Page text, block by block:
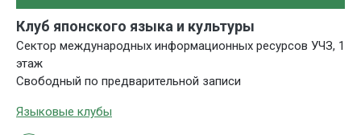
Клуб японского языка и культуры
Сектор международных информационных ресурсов УЧЗ, 1
этаж
Свободный по предварительной записи
Языковые клубы